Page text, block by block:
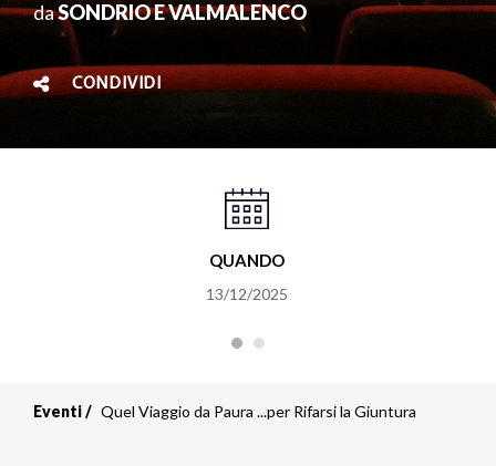
daSONDRIO E VALMALENCO
CONDIVIDI
QUANDO
13/12/2025
Eventi Quel Viaggio da Paura ...per Rifarsi la Giuntura